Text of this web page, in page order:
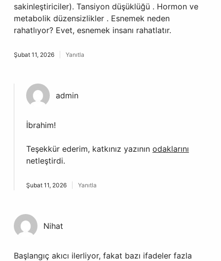
sakinleştiriciler). Tansiyon düşüklüğü . Hormon ve
metabolik düzensizlikler . Esnemek neden
rahatlıyor? Evet, esnemek insanı rahatlatır.
Şubat 11, 2026 Yanıtla
admin
İbrahim!
Teşekkür ederim, katkınız yazının odaklarını
netleştirdi.
Şubat 11, 2026 Yanıtla
Nihat
Başlangıç akıcı ilerliyor, fakat bazı ifadeler fazla